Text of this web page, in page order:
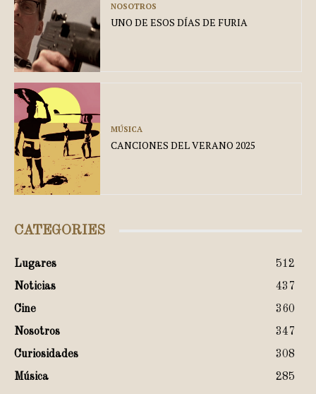
NOSOTROS
UNO DE ESOS DÍAS DE FURIA
MÚSICA
CANCIONES DEL VERANO 2025
CATEGORIES
Lugares
512
Noticias
437
Cine
360
Nosotros
347
Curiosidades
308
Música
285